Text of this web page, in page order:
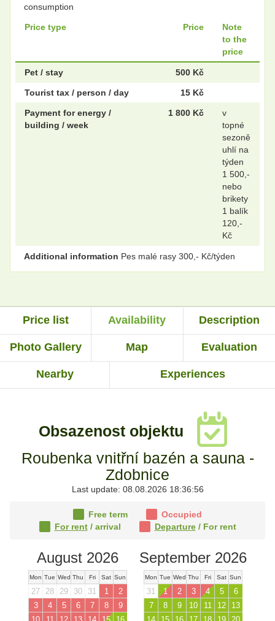
consumption
Price type Price
Note
to the
price
Pet / stay 500 Kč
Tourist tax / person / day 15 Kč
Payment for energy /
building / week
1 800 Kč
v
topné
sezoně
uhlí na
týden
1 500,-
nebo
brikety
1 balík
120,-
Kč
Additional information Pes malé rasy 300,- Kč/týden
Price list Availability Description
Photo Gallery Map Evaluation
Nearby Experiences
Obsazenost objektu
Roubenka vnitřní bazén a sauna -
Zdobnice
Last update: 08.08.2026 18:36:56
Free term
Occupied
For rent/ arrival Departure/ For rent
August 2026
Mon Tue Wed Thu Fri Sat Sun
27 28 29 30 31 1
2
3
4 5 6 7 8
9
September 2026
Mon Tue Wed Thu Fri Sat Sun
31 1 2 3 4 5
6
7
8 9 10 11 12
13